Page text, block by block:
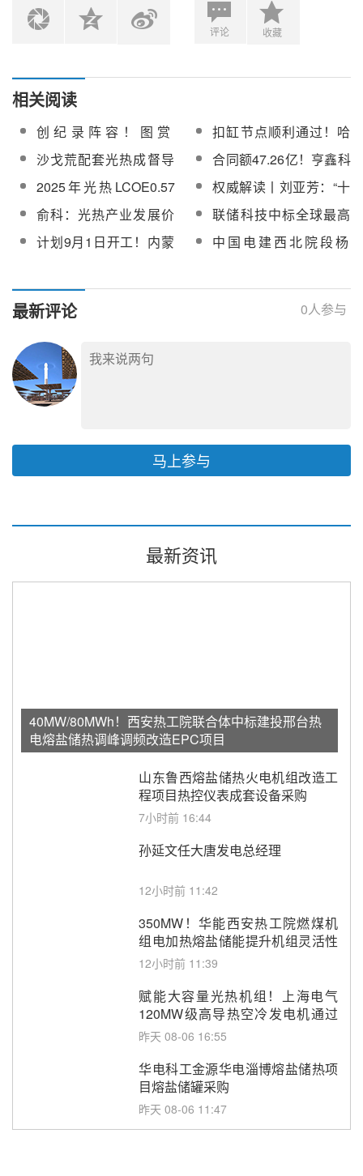
评论 收藏
相关阅读
创纪录阵容！图赏
CPC2026光热大会83家
展商风采
扣缸节点顺利通过！哈
电汽轮机助力世界首例
高寒塔式光热项目核心
设备安装收官
沙戈荒配套光热成督导
重点！东北能源监管局
赴吉林现场推进项目建
设
合同额47.26亿！亨鑫科
技联手协鑫全力推进青
海350MW塔式光热发电
项目建设
2025年光热LCOE0.57
元/kWh，新增装机90万
kW！水电总院发布“中
国可再生能源发展”系列
权威解读丨刘亚芳：“十
五五”中国光热发电前景
可期
俞科：光热产业发展价
值与未来机遇
联储科技中标全球最高
海拔光热发电化盐服务
项目
计划9月1日开工！内蒙
务招标
中国电建西北院段杨
最新评论 0人参与
马上参与
最新资讯
40MW/80MWh！西安热工院联合体中标建投邢台热
电熔盐储热调峰调频改造EPC项目
山东鲁西熔盐储热火电机组改造工
程项目热控仪表成套设备采购
7小时前 16:44
孙延文任大唐发电总经理
12小时前 11:42
350MW！华能西安热工院燃煤机
组电加热熔盐储能提升机组灵活性
改造项目初步设计第三方评审服务
12小时前 11:39
赋能大容量光热机组！上海电气
120MW级高导热空冷发电机通过
型式试验
昨天 08-06 16:55
华电科工金源华电淄博熔盐储热项
目熔盐储罐采购
昨天 08-06 11:47